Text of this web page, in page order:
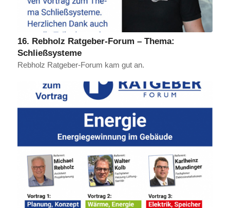
16. Rebholz Ratgeber-Forum – Thema:
Schließsysteme
Rebholz Ratgeber-Forum kam gut an.